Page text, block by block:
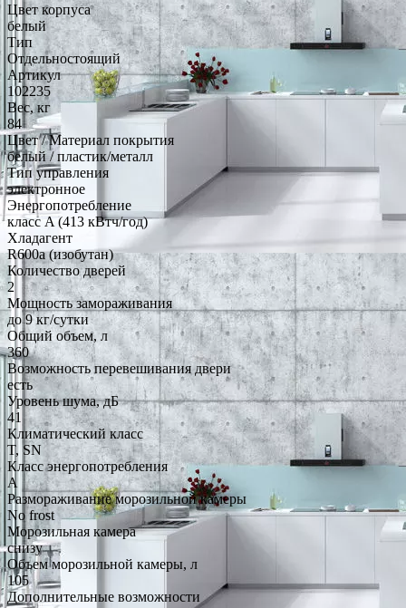
Цвет корпуса
белый
Тип
Отдельностоящий
Артикул
102235
Вес, кг
84
Цвет / Материал покрытия
белый / пластик/металл
Тип управления
электронное
Энергопотребление
класс A (413 кВтч/год)
Хладагент
R600a (изобутан)
Количество дверей
2
Мощность замораживания
до 9 кг/cутки
Общий объем, л
360
Возможность перевешивания двери
есть
Уровень шума, дБ
41
Климатический класс
T, SN
Класс энергопотребления
A
Размораживание морозильной камеры
No frost
Морозильная камера
снизу
Объем морозильной камеры, л
105
Дополнительные возможности